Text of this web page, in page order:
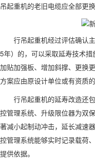
吊起重机的老旧电缆应全部更
行吊起重机经过评估确认
5年）的，可以采取延寿技术
加贴加强板、增加斜撑、更换
方案应由原设计单位或有资质
行吊起重机的延寿改造还
控管理系统、升级限位器为双
著减小起制动冲击，延长减速
控管理系统能够实时记录载荷
提供依据。